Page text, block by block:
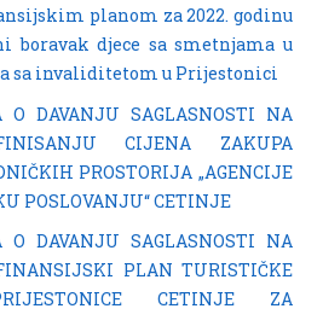
planom za 2022. godinu
boravak djece sa smetnjama u
sa invaliditetom u Prijestonici
O DAVANJU SAGLASNOSTI NA
CIJENA ZAKUPA
PROSTORIJA „AGENCIJE
POSLOVANJU“ CETINJE
O DAVANJU SAGLASNOSTI NA
PLAN TURISTIČKE
CETINJE ZA